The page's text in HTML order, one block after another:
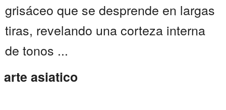
grisáceo que se desprende en largas
tiras, revelando una corteza interna
de tonos ...
arte asiatico